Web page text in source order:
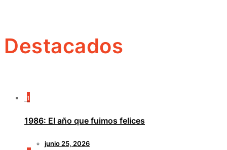
Destacados
1
1986: El año que fuimos felices
junio 25, 2026